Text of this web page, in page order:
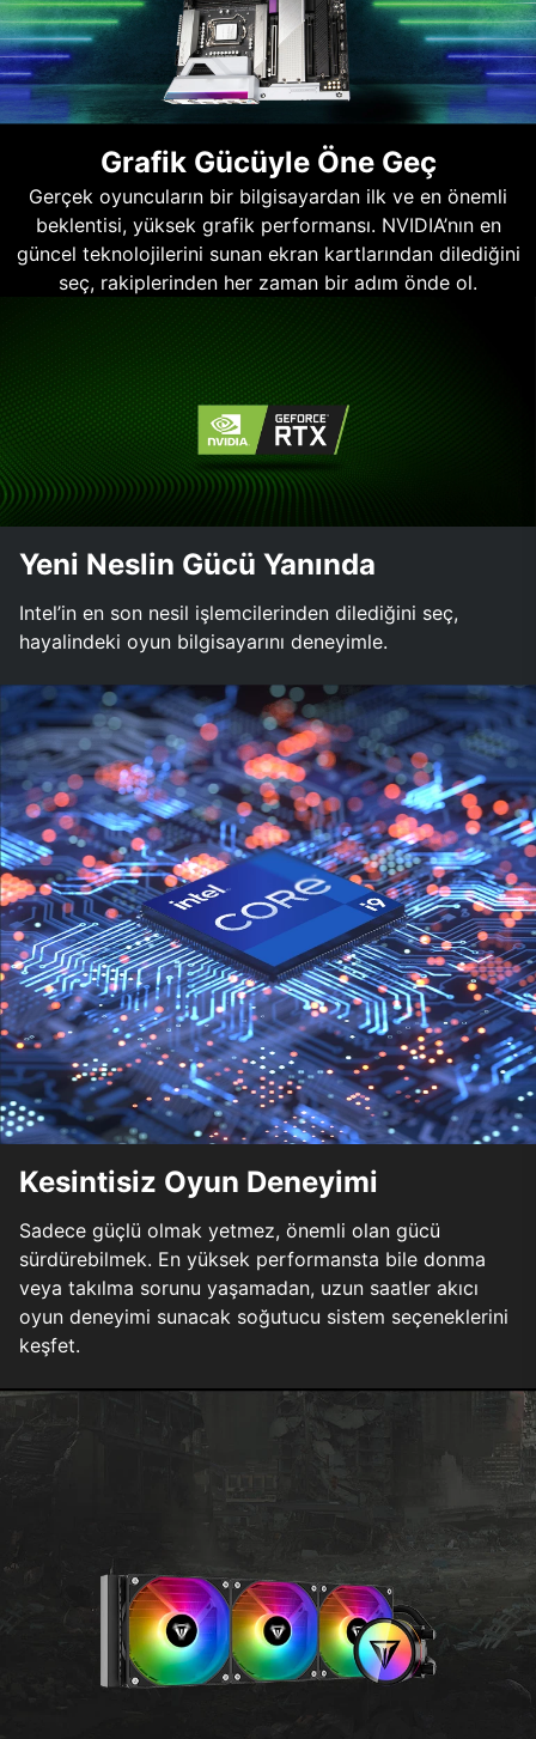
Grafik Gücüyle Öne Geç
Gerçek oyuncuların bir bilgisayardan ilk ve en önemli
beklentisi, yüksek grafik performansı. NVIDIA’nın en
güncel teknolojilerini sunan ekran kartlarından dilediğini
seç, rakiplerinden her zaman bir adım önde ol.
Yeni Neslin Gücü Yanında
Intel’in en son nesil işlemcilerinden dilediğini seç,
hayalindeki oyun bilgisayarını deneyimle.
Kesintisiz Oyun Deneyimi
Sadece güçlü olmak yetmez, önemli olan gücü
sürdürebilmek. En yüksek performansta bile donma
veya takılma sorunu yaşamadan, uzun saatler akıcı
oyun deneyimi sunacak soğutucu sistem seçeneklerini
keşfet.